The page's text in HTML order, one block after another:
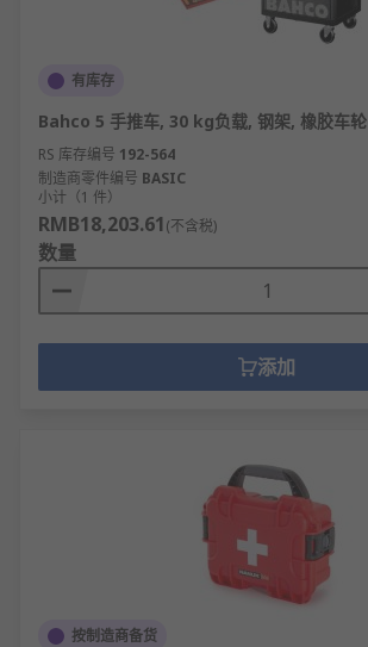
有库存
Bahco 5 手推车, 30 kg负载, 钢架, 橡胶车轮
RS 库存编号 192-564
制造商零件编号 BASIC
小计（1 件）
RMB18,203.61(不含税)
数量
添加
按制造商备货